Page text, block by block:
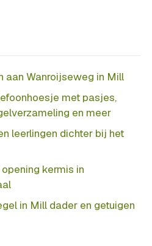
aan Wanroijseweg in Mill
met pasjes,
en meer
leerlingen dichter bij het
kermis in
in Mill dader en getuigen